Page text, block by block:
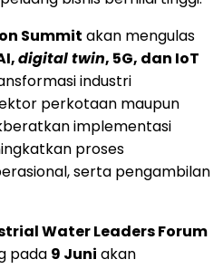
Summit akan mengulas
digital twin, 5G, dan IoT
industri
perkotaan maupun
implementasi
proses
serta pengambilan
Water Leaders Forum
pada 9 Juni akan